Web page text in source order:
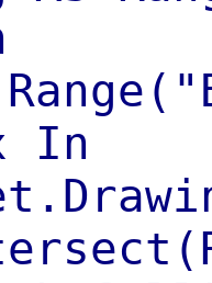
In